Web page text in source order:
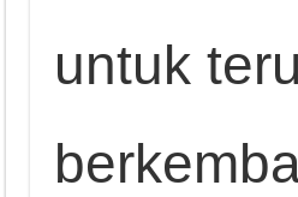
untuk